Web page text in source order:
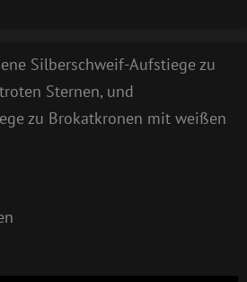
Silberschweif-Aufstiege zu
Sternen, und
zu Brokatkronen mit weißen